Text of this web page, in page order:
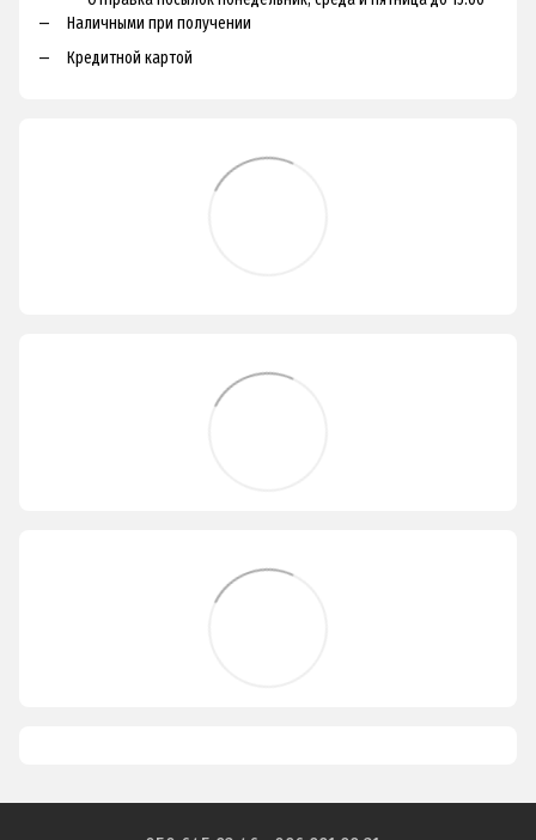
Наличными при получении
Кредитной картой